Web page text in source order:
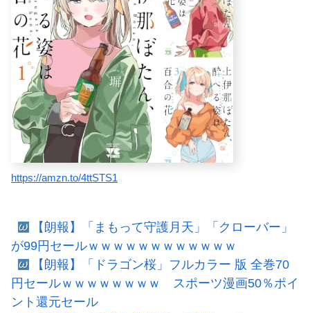
https://amzn.to/4ttSTS1
【朗報】「まもって守護月天」「クローバー」
が99円セールｗｗｗｗｗｗｗｗｗｗｗｗ
【朗報】「ドラゴン桜」フルカラー 版 全巻70
円セールｗｗｗｗｗｗｗｗ スポーツ漫画50％ポイ
ント還元セール